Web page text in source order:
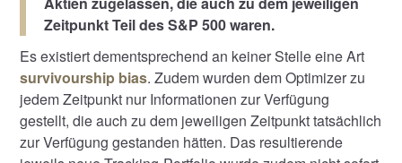
Zeitpunkt Teil des S&P 500 waren.
Es existiert dementsprechend an keiner Stelle eine Art
survivourship bias. Zudem wurden dem Optimizer zu
jedem Zeitpunkt nur Informationen zur Verfügung
gestellt, die auch zu dem jeweiligen Zeitpunkt tatsächlich
zur Verfügung gestanden hätten. Das resultierende